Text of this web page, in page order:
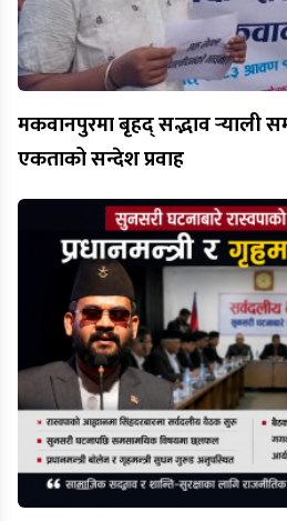
मकवानपुरमा बृहद् सद्भाव र्‍याली
एकताको सन्देश प्रवाह